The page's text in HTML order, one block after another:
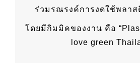
ร่วมรณรงค์การงดใช้พลาส
โดยมีกิมมิคของงาน คือ
love green